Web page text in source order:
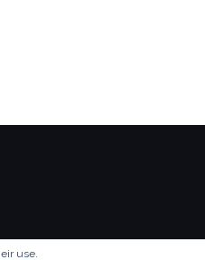
use.